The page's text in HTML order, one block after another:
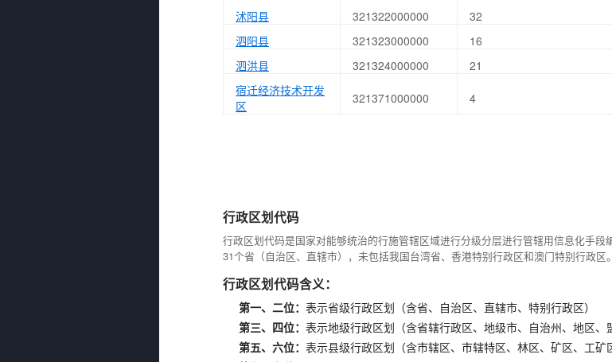
沭阳县
321322000000 32
泗阳县
321323000000 16
泗洪县
321324000000 21
宿迁经济技术开发
区
321371000000 4
行政区划代码
行政区划代码是国家对能够统治的行施管辖区域进行分级分层进行管辖用信息化手
31个省（自治区、直辖市），未包括我国台湾省、香港特别行政区和澳门特别行政区。
行政区划代码含义：
第一、二位： 表示省级行政区划（含省、自治区、直辖市、特别行政区）
第三、四位： 表示地级行政区划（含省辖行政区、地级市、自治州、地区、
第五、六位： 表示县级行政区划（含市辖区、市辖特区、林区、矿区、工